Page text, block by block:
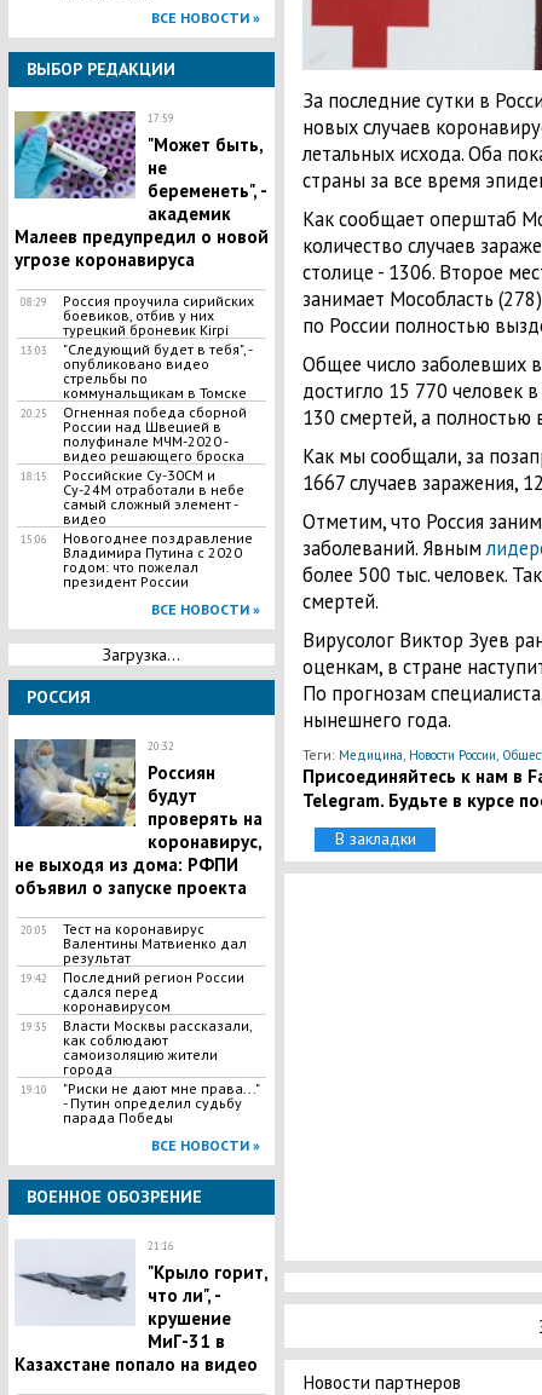
ВСЕ НОВОСТИ »
ВЫБОР РЕДАКЦИИ
17:59
"Может быть,
не
беременеть", -
академик
Малеев предупредил о новой
угрозе коронавируса
08:29
Россия проучила сирийских
боевиков, отбив у них
турецкий броневик Kirpi
13:03
"Следующий будет в тебя", -
опубликовано видео
стрельбы по
коммунальщикам в Томске
20:25
Огненная победа сборной
России над Швецией в
полуфинале МЧМ-2020 -
видео решающего броска
18:15
Российские Су-30СМ и
Су-24М отработали в небе
самый сложный элемент -
видео
15:06
Новогоднее поздравление
Владимира Путина с 2020
годом: что пожелал
президент России
ВСЕ НОВОСТИ »
Загрузка...
РОССИЯ
20:32
Россиян
будут
проверять на
коронавирус,
не выходя из дома: РФПИ
объявил о запуске проекта
20:05
Тест на коронавирус
Валентины Матвиенко дал
результат
19:42
Последний регион России
сдался перед
коронавирусом
19:35
Власти Москвы рассказали,
как соблюдают
самоизоляцию жители
города
19:10
"Риски не дают мне права..."
- Путин определил судьбу
парада Победы
ВСЕ НОВОСТИ »
ВОЕННОЕ ОБОЗРЕНИЕ
21:16
"Крыло горит,
что ли", -
крушение
МиГ-31 в
Казахстане попало на видео
За последние сутки в
новых случаев
летальных исхода. Оба
страны за все время
Как сообщает оперштаб
количество случаев
столице - 1306. Второе
занимает Мособласть
по России полностью
Общее число заболевших
достигло 15 770 человек
130 смертей, а полностью
Как мы сообщали, за
1667 случаев заражения,
Отметим, что Россия
заболеваний. Явным
более 500 тыс. человек.
смертей.
Вирусолог Виктор Зуев
оценкам, в стране
По прогнозам
нынешнего года.
Теги: Медицина, Новости России,
Присоединяйтесь к нам в
Telegram. Будьте в курсе
В закладки
Новости партнеров